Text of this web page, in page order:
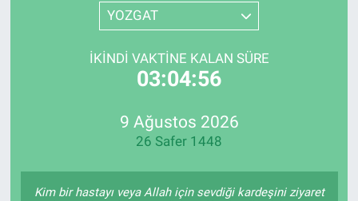
YOZGAT
İKINDI VAKTINE KALAN SÜRE
03:04:56
9 Ağustos 2026
26 Safer 1448
Kim bir hastayı veya Allah için sevdiği kardeşini ziyaret
Kültür Sanat
Son Dakika Haberleri